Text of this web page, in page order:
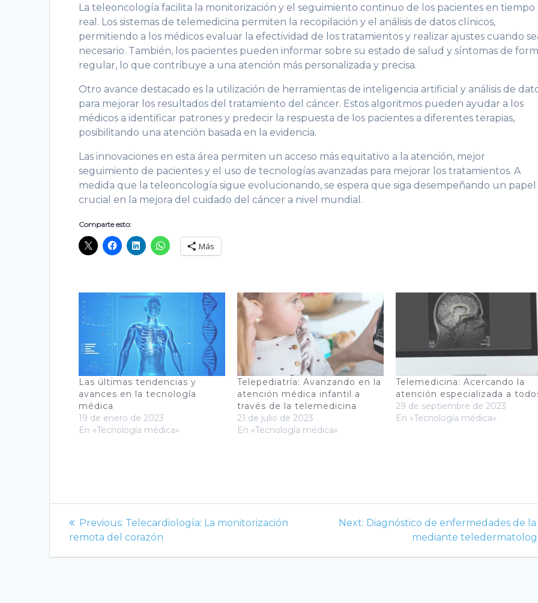
La teleoncología facilita la monitorización y el seguimiento continuo de los pacientes en tiempo
real. Los sistemas de telemedicina permiten la recopilación y el análisis de datos clínicos,
permitiendo a los médicos evaluar la efectividad de los tratamientos y realizar ajustes cuando
necesario. También, los pacientes pueden informar sobre su estado de salud y síntomas de
regular, lo que contribuye a una atención más personalizada y precisa.
Otro avance destacado es la utilización de herramientas de inteligencia artificial y análisis de
para mejorar los resultados del tratamiento del cáncer. Estos algoritmos pueden ayudar a los
médicos a identificar patrones y predecir la respuesta de los pacientes a diferentes terapias,
posibilitando una atención basada en la evidencia.
Las innovaciones en esta área permiten un acceso más equitativo a la atención, mejor
seguimiento de pacientes y el uso de tecnologías avanzadas para mejorar los tratamientos. A
medida que la teleoncología sigue evolucionando, se espera que siga desempeñando un papel
crucial en la mejora del cuidado del cáncer a nivel mundial.
Comparte esto:
Más
Las últimas tendencias y
avances en la tecnología
médica
19 de enero de 2023
En «Tecnología médica»
Telepediatría: Avanzando en la
atención médica infantil a
través de la telemedicina
21 de julio de 2023
En «Tecnología médica»
Telemedicina: Acercando la
atención especializada a
29 de septiembre de 2023
En «Tecnología médica»
Navegación
de
Previous: Previous
post:
Telecardiología: La monitorización
remota del corazón
Next: Next
Diagnóstico de enfermedades de
mediante